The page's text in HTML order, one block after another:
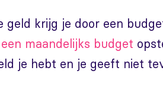
geld krijg je door een
maandelijks budget
je hebt en je geeft niet